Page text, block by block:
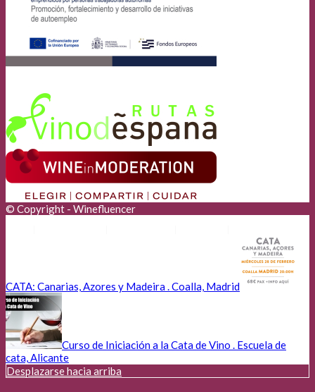
© Copyright - Winefluencer
CATA: Canarias, Azores y Madeira . Coalla, Madrid
Curso de Iniciación a la Cata de Vino . Escuela de
cata, Alicante
Desplazarse hacia arriba